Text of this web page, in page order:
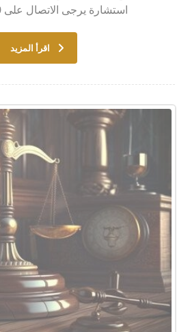
استشارة يرجى الاتصال على 66633299 ...
اقرأ المزيد